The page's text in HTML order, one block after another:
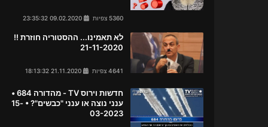
5360 צפיות
לא תאמינו... ההסטוריה חוזרת !!
21-11-2020
4641 צפיות
חדשות וירוס TV - מהדורה 684 •
ענני נוצה או ענני "כבשים"? • 15-
03-2023